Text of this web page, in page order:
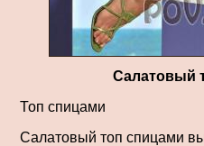
Салатовый
Топ спицами
Салатовый топ спицами